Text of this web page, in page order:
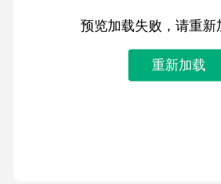
预览加载失败，请重新
重新加载